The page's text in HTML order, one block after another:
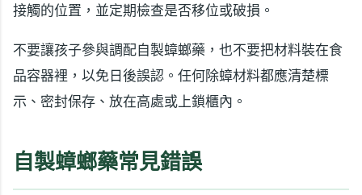
接觸的位置，並定期檢查是否移位或破損。
不要讓孩子參與調配自製蟑螂藥，也不要把材料裝在食
品容器裡，以免日後誤認。任何除蟑材料都應清楚標
示、密封保存、放在高處或上鎖櫃內。
自製蟑螂藥常見錯誤